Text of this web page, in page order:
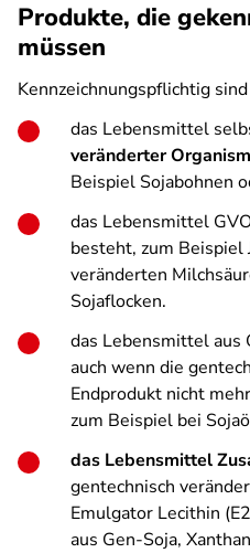
Produkte, die
müssen
Kennzeichnungspflichtig
das Lebensmittel
veränderter
Beispiel Sojabohnen
das Lebensmittel
besteht, zum Beispiel
veränderten
Sojaflocken.
das Lebensmittel
auch wenn die
Endprodukt nicht
zum Beispiel bei
das Lebensmittel
gentechnisch
Emulgator Lecithin
aus Gen-Soja,